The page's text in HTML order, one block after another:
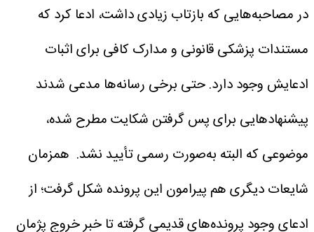
در مصاحبه‌هایی که بازتاب زیادی داشت، ادعا کرد که
مستندات پزشکی قانونی و مدارک کافی برای اثبات
ادعایش وجود دارد. حتی برخی رسانه‌ها مدعی شدند
پیشنهادهایی برای پس گرفتن شکایت مطرح شده،
موضوعی که البته به‌صورت رسمی تأیید نشد. همزمان
شایعات دیگری هم پیرامون این پرونده شکل گرفت؛ از
ادعای وجود پرونده‌های قدیمی گرفته تا خبر خروج پژمان